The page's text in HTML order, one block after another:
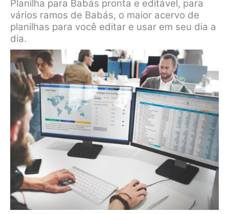
Planilha para Babás pronta e editável, para
vários ramos de Babás, o maior acervo de
planilhas para você editar e usar em seu dia a
dia.